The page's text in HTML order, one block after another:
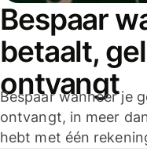
Bespaar
betaalt,
ontvangt
Bespaar wanneer je
ontvangt, in meer
hebt met één